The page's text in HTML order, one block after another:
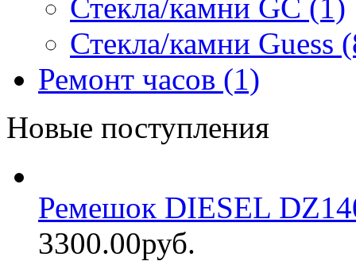
Стекла/камни GC (1)
Стекла/камни Guess
Ремонт часов (1)
Новые поступления
Ремешок DIESEL
3300.00руб.